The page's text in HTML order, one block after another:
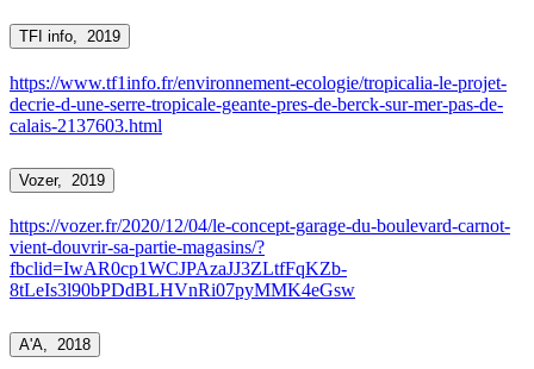
TFI info, 2019
https://www.tf1info.fr/environnement-ecologie/tropicalia-le-projet-
decrie-d-une-serre-tropicale-geante-pres-de-berck-sur-mer-pas-de-
calais-2137603.html
Vozer, 2019
https://vozer.fr/2020/12/04/le-concept-garage-du-boulevard-carnot-
vient-douvrir-sa-partie-magasins/?
fbclid=IwAR0cp1WCJPAzaJJ3ZLtfFqKZb-
8tLeIs3l90bPDdBLHVnRi07pyMMK4eGsw
A'A, 2018